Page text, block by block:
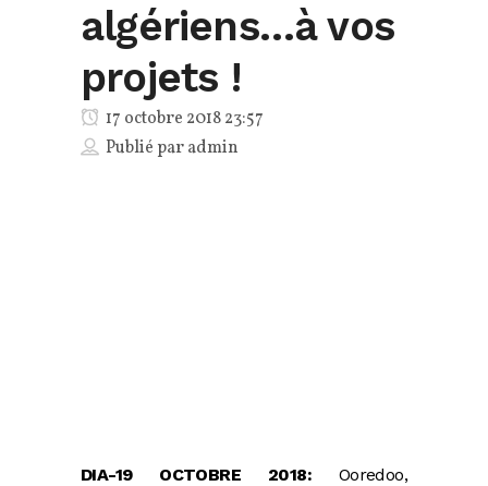
algériens…à vos
projets !
17 octobre 2018 23:57
Publié paradmin
DIA-19 OCTOBRE 2018:Ooredoo,